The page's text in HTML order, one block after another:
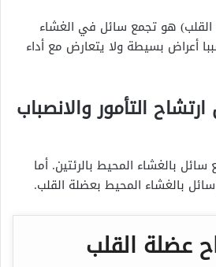
القلب) هو تجمع سائل في الغشاء
أعراض بسيطة ولا يتعارض مع أداء
التأمور والانصباب
بالغشاء المحيط بالرئتين. أما
بالغشاء المحيط بعضلة القلب.
عضلة القلب